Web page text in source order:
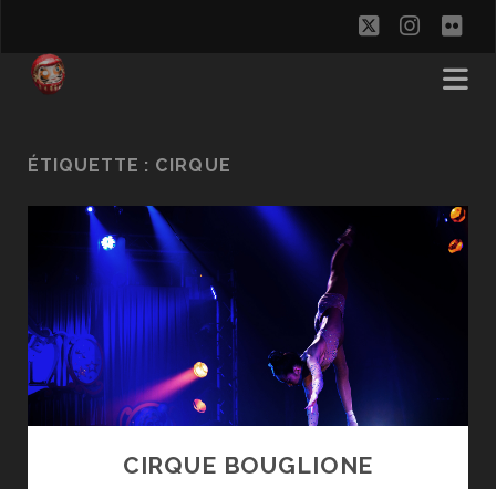
twitter
ÉTIQUETTE : CIRQUE
CIRQUE BOUGLIONE